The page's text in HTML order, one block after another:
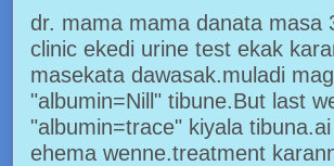
dr. mama mama danata masa
clinic ekedi urine test ekak
masekata dawasak.muladi
"albumin=Nill" tibune.But last
"albumin=trace" kiyala
ehema wenne.treatment